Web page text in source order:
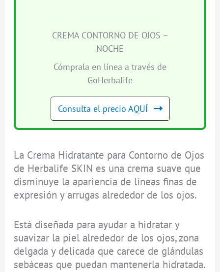
CREMA CONTORNO DE OJOS –
NOCHE
Cómprala en línea a través de
GoHerbalife
Consulta el precio AQUÍ
La Crema Hidratante para Contorno de Ojos
de Herbalife SKIN es una crema suave que
disminuye la apariencia de líneas finas de
expresión y arrugas alrededor de los ojos.
Está diseñada para ayudar a hidratar y
suavizar la piel alrededor de los ojos, zona
delgada y delicada que carece de glándulas
sebáceas que puedan mantenerla hidratada.